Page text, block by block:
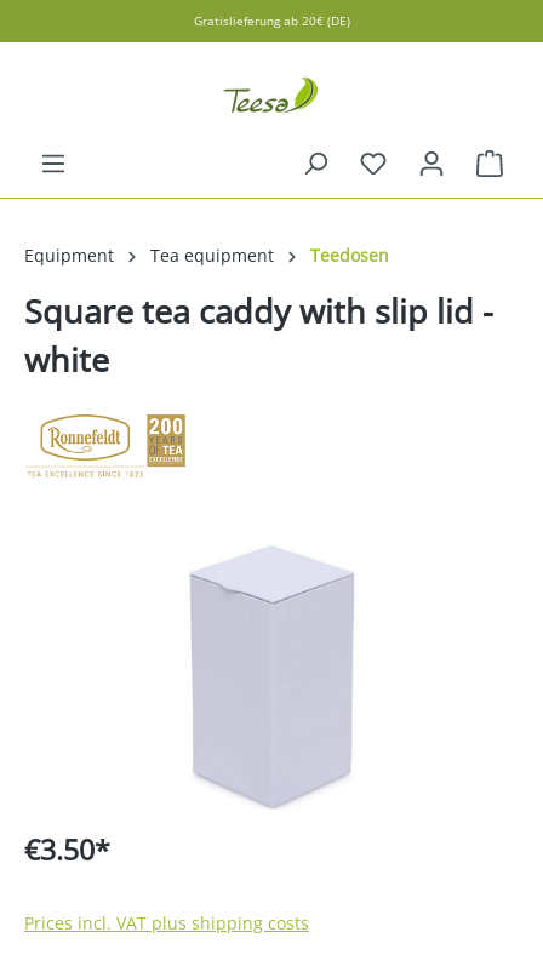
Gratislieferung ab 20€ (DE)
Equipment Tea equipment Teedosen
Square tea caddy with slip lid -
white
€3.50*
Prices incl. VAT plus shipping costs